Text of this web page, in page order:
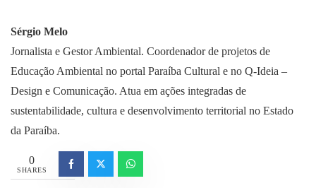
Sérgio Melo
Jornalista e Gestor Ambiental. Coordenador de projetos de
Educação Ambiental no portal Paraíba Cultural e no Q-Ideia –
Design e Comunicação. Atua em ações integradas de
sustentabilidade, cultura e desenvolvimento territorial no Estado
da Paraíba.
0
SHARES